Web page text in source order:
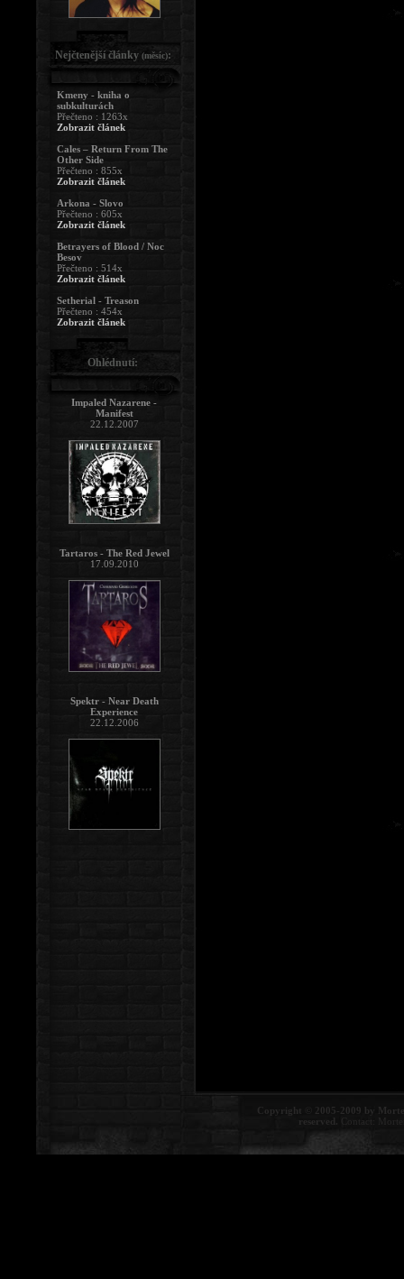
Copyright © 2005-2009 by
reserved. Contact:
Nejčtenější články (měsíc):
Kmeny - kniha o
subkulturách
Přečteno : 1263x
Zobrazit článek
Cales – Return From The
Other Side
Přečteno : 855x
Zobrazit článek
Arkona - Slovo
Přečteno : 605x
Zobrazit článek
Betrayers of Blood / Noc
Besov
Přečteno : 514x
Zobrazit článek
Setherial - Treason
Přečteno : 454x
Zobrazit článek
Ohlédnutí:
Impaled Nazarene -
Manifest
22.12.2007
Tartaros - The Red Jewel
17.09.2010
Spektr - Near Death
Experience
22.12.2006